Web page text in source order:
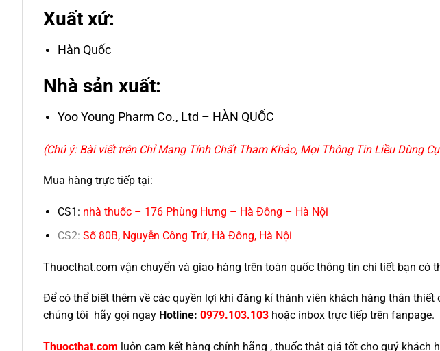
Xuất xứ:
Hàn Quốc
Nhà sản xuất:
Yoo Young Pharm Co., Ltd – HÀN QUỐC
(Chú ý: Bài viết trên Chỉ Mang Tính Chất Tham Khảo, Mọi Thông Tin Liều Dùng
Mua hàng trực tiếp tại:
CS1: nhà thuốc – 176 Phùng Hưng – Hà Đông – Hà Nội
CS2: Số 80B, Nguyễn Công Trứ, Hà Đông, Hà Nội
Thuocthat.com vận chuyển và giao hàng trên toàn quốc thông tin chi tiết bạn có
Để có thể biết thêm về các quyền lợi khi đăng kí thành viên khách hàng thân
chúng tôi hãy gọi ngay Hotline: 0979.103.103 hoặc inbox trực tiếp trên fanpage.
Thuocthat.com luôn cam kết hàng chính hãng , thuốc thật giá tốt cho quý